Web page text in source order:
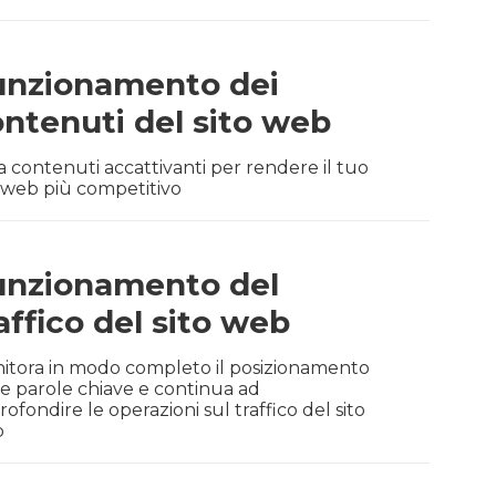
dei
del sito web
contenuti accattivanti per rendere il tuo
più competitivo
del
del sito web
in modo completo il posizionamento
parole chiave e continua ad
le operazioni sul traffico del sito